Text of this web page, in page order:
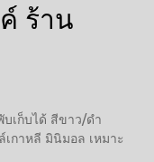
ร้าน
เก็บได้ สีขาว/ดำ
กาหลี มินิมอล เหมาะ